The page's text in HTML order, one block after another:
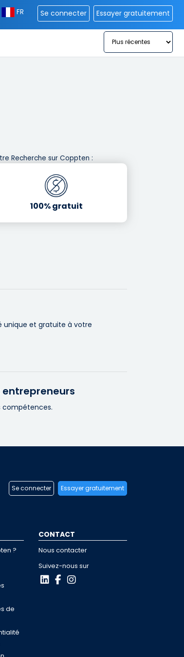
FR Se connecter Essayer gratuitement
Recherche sur Coppten :
100% gratuit
unique et gratuite à votre
compétences.
Se connecter Essayer gratuitement
?
de
CONTACT
Nous contacter
Suivez-nous sur